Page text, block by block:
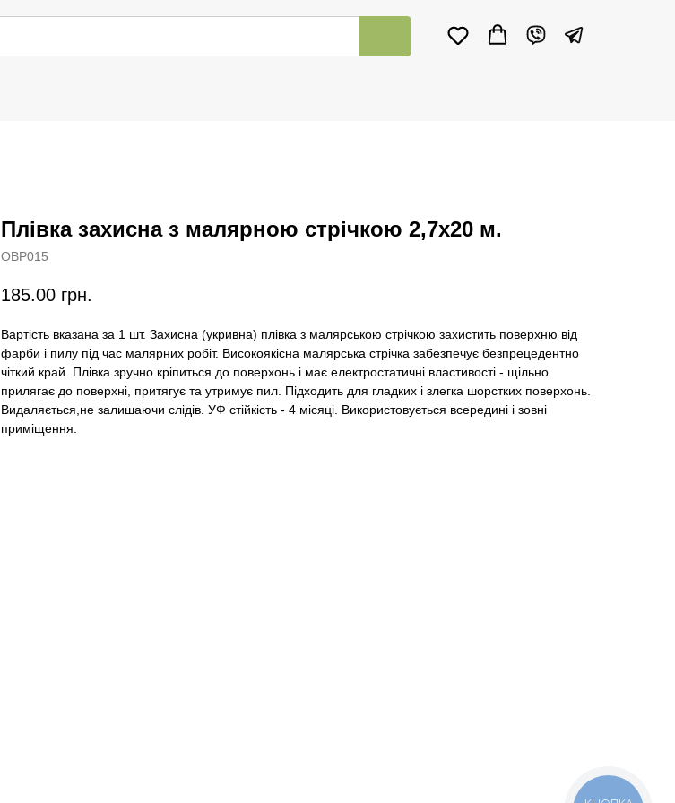
Плівка захисна з малярною стрічкою 2,7x20 м.
OBP015
185.00 грн.
Вартість вказана за 1 шт. Захисна (укривна) плівка з малярською стрічкою захистить поверхню від
фарби і пилу під час малярних робіт. Високоякісна малярська стрічка забезпечує безпрецедентно
чіткий край. Плівка зручно кріпиться до поверхонь і має електростатичні властивості - щільно
прилягає до поверхні, притягує та утримує пил. Підходить для гладких і злегка шорстких поверхонь.
Видаляється,не залишаючи слідів. УФ стійкість - 4 місяці. Використовується всередині і зовні
приміщення.